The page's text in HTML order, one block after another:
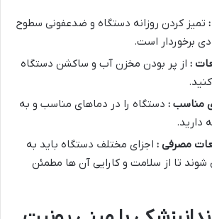
تمیز کردن روزانه دستگاه و ضدعفونی سطوح
برخوردار است.
: از پر بودن مخزن آب و ساکشن دستگاه
مناسب : دستگاه را در دماهای مناسب و به
دارید.
مصرفی : اجزای مختلف دستگاه باید به
تا از سلامت و کارایی آن ها مطمئن